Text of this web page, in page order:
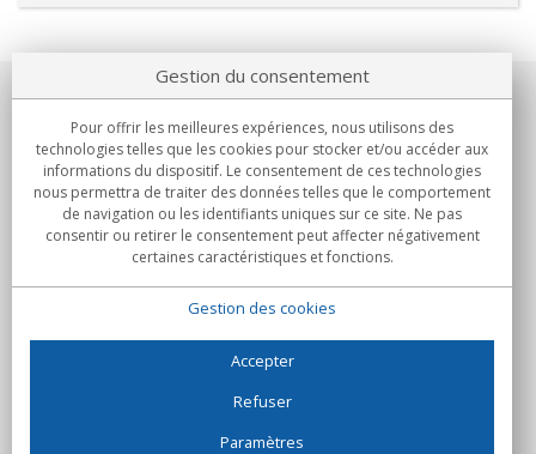
Notre société
Engagements
Achats
C/Flassaders, 13, Nave 6, 08130 Santa Perpètua de Mogoda
Gestion du consentement
Pour offrir les meilleures expériences, nous utilisons des
technologies telles que les cookies pour stocker et/ou accéder aux
informations du dispositif. Le consentement de ces technologies
nous permettra de traiter des données telles que le comportement
de navigation ou les identifiants uniques sur ce site. Ne pas
consentir ou retirer le consentement peut affecter négativement
certaines caractéristiques et fonctions.
Gestion des cookies
Accepter
Refuser
Paramètres